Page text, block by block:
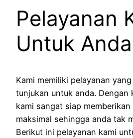
Pelayanan
Untuk Anda
Kami memiliki pelayanan
tunjukan untuk anda. Dengan
kami sangat siap
maksimal sehingga anda tak
Berikut ini pelayanan kami